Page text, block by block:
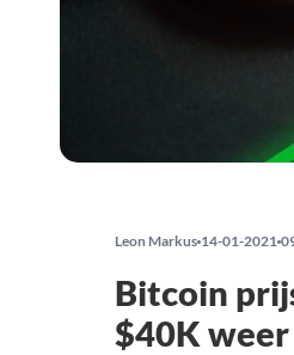
Leon Markus 14-01-2021
Bitcoin
$40K